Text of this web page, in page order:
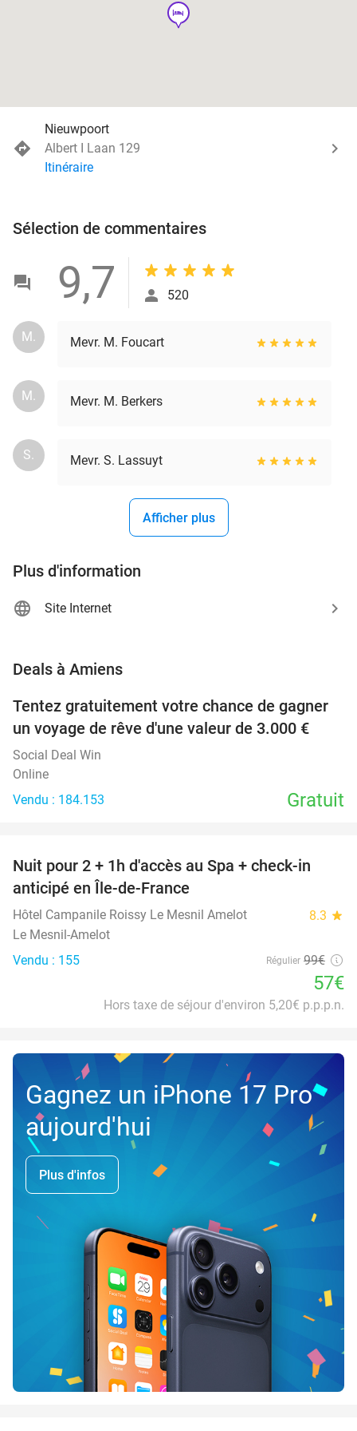
hotel
Nieuwpoort
Albert I Laan 129
Itinéraire
Sélection de commentaires
9,7 520
M. Mevr. M. Foucart
M. Mevr. M. Berkers
S. Mevr. S. Lassuyt
Afficher plus
Plus d'information
Site Internet
Deals à Amiens
Tentez gratuitement votre chance de gagner
un voyage de rêve d'une valeur de 3.000 €
Social Deal Win
Online
Vendu : 184.153
Gratuit
42%
Nuit pour 2 + 1h d'accès au Spa + check-in
anticipé en Île-de-France
Hôtel Campanile Roissy Le Mesnil Amelot 8.3 star
Le Mesnil-Amelot
Vendu : 155
Régulier 99€
57€
Hors taxe de séjour d'environ 5,20€ p.p.p.n.
Gagnez un iPhone 17 Pro
aujourd'hui
Plus d'infos